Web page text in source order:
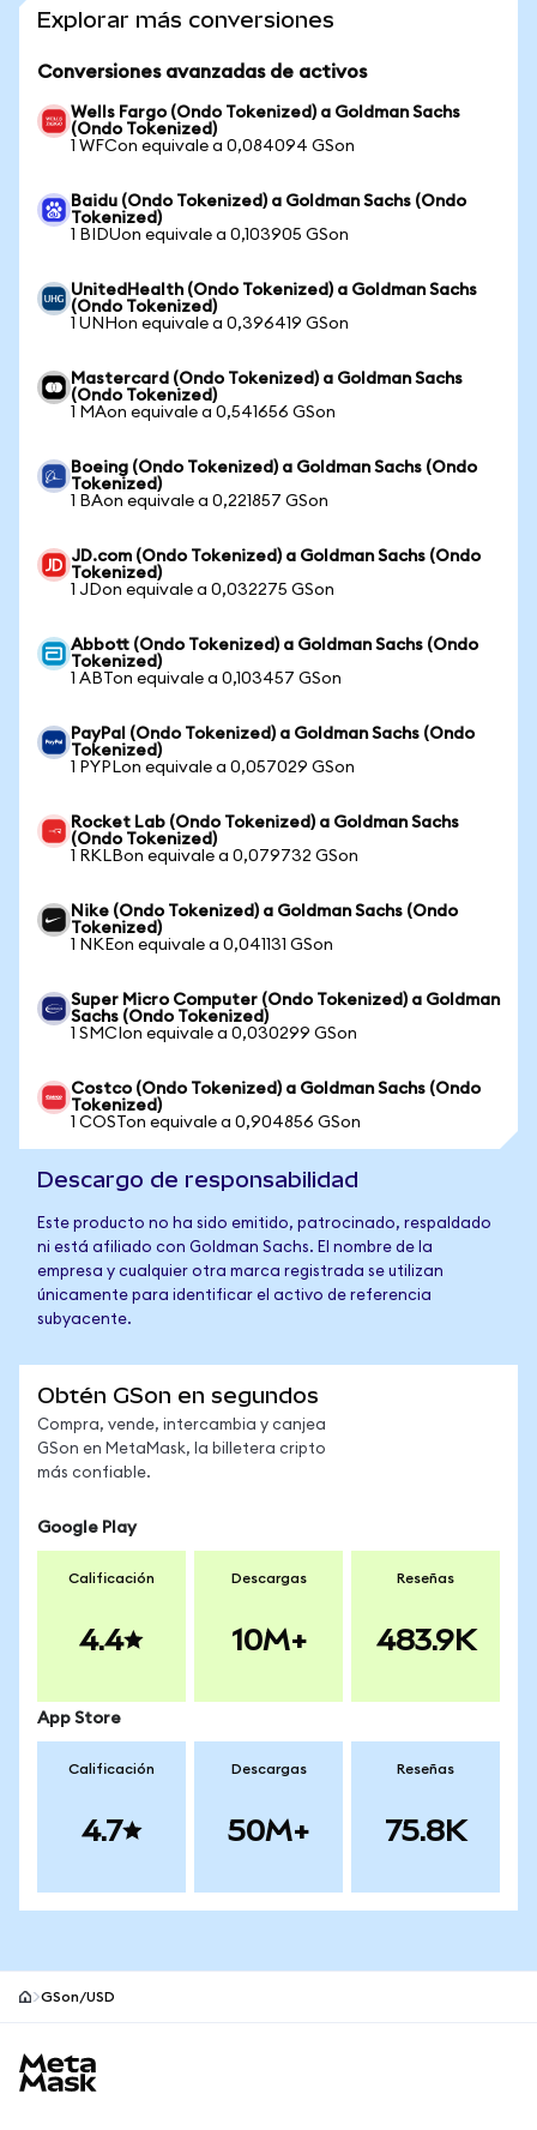
Explorar más conversiones
Conversiones avanzadas de activos
Wells Fargo (Ondo Tokenized) a Goldman Sachs
(Ondo Tokenized)
1 WFCon equivale a 0,084094 GSon
Baidu (Ondo Tokenized) a Goldman Sachs (Ondo
Tokenized)
1 BIDUon equivale a 0,103905 GSon
UnitedHealth (Ondo Tokenized) a Goldman Sachs
(Ondo Tokenized)
1 UNHon equivale a 0,396419 GSon
Mastercard (Ondo Tokenized) a Goldman Sachs
(Ondo Tokenized)
1 MAon equivale a 0,541656 GSon
Boeing (Ondo Tokenized) a Goldman Sachs (Ondo
Tokenized)
1 BAon equivale a 0,221857 GSon
JD.com (Ondo Tokenized) a Goldman Sachs (Ondo
Tokenized)
1 JDon equivale a 0,032275 GSon
Abbott (Ondo Tokenized) a Goldman Sachs (Ondo
Tokenized)
1 ABTon equivale a 0,103457 GSon
PayPal (Ondo Tokenized) a Goldman Sachs (Ondo
Tokenized)
1 PYPLon equivale a 0,057029 GSon
Rocket Lab (Ondo Tokenized) a Goldman Sachs
(Ondo Tokenized)
1 RKLBon equivale a 0,079732 GSon
Nike (Ondo Tokenized) a Goldman Sachs (Ondo
Tokenized)
1 NKEon equivale a 0,041131 GSon
Super Micro Computer (Ondo Tokenized) a Goldman
Sachs (Ondo Tokenized)
1 SMCIon equivale a 0,030299 GSon
Costco (Ondo Tokenized) a Goldman Sachs (Ondo
Tokenized)
1 COSTon equivale a 0,904856 GSon
Descargo de responsabilidad
Este producto no ha sido emitido, patrocinado, respaldado
ni está afiliado con Goldman Sachs. El nombre de la
empresa y cualquier otra marca registrada se utilizan
únicamente para identificar el activo de referencia
subyacente.
Obtén GSon en segundos
Compra, vende, intercambia y canjea
GSon en MetaMask, la billetera cripto
más confiable.
Google Play
Calificación
4.4
Descargas
10M+
Reseñas
483.9K
App Store
Calificación
4.7
Descargas
50M+
Reseñas
75.8K
GSon/USD